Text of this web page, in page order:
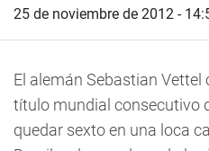
25 de noviembre de 2012 -
El alemán Sebastian
título mundial consecutivo
quedar sexto en una loca